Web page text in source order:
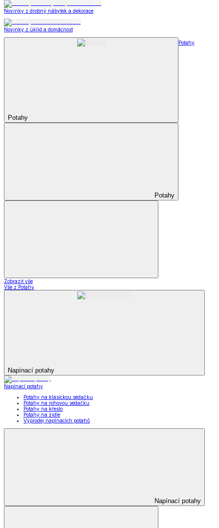
Novinky z drobný nábytek a dekorace
Novinky z úklid a domácnost
Potahy
Potahy
Potahy
Zobrazit vše
Vše z Potahy
Napínací potahy
Napínací potahy
Potahy na klasickou sedačku
Potahy na rohovou sedačku
Potahy na křeslo
Potahy na židle
Výprodej napínacích potahů
Napínací potahy